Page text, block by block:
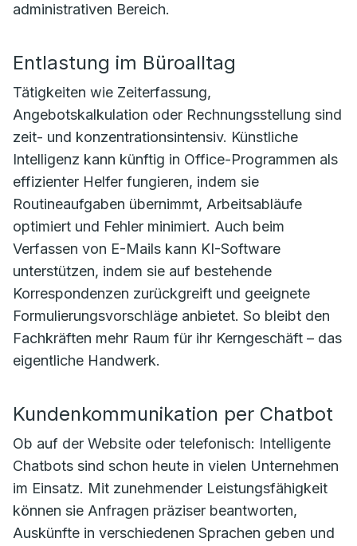
administrativen Bereich.
Entlastung im Büroalltag
Tätigkeiten wie Zeiterfassung,
Angebotskalkulation oder Rechnungsstellung sind
zeit- und konzentrationsintensiv. Künstliche
Intelligenz kann künftig in Office-Programmen als
effizienter Helfer fungieren, indem sie
Routineaufgaben übernimmt, Arbeitsabläufe
optimiert und Fehler minimiert. Auch beim
Verfassen von E-Mails kann KI-Software
unterstützen, indem sie auf bestehende
Korrespondenzen zurückgreift und geeignete
Formulierungsvorschläge anbietet. So bleibt den
Fachkräften mehr Raum für ihr Kerngeschäft – das
eigentliche Handwerk.
Kundenkommunikation per Chatbot
Ob auf der Website oder telefonisch: Intelligente
Chatbots sind schon heute in vielen Unternehmen
im Einsatz. Mit zunehmender Leistungsfähigkeit
können sie Anfragen präziser beantworten,
Auskünfte in verschiedenen Sprachen geben und